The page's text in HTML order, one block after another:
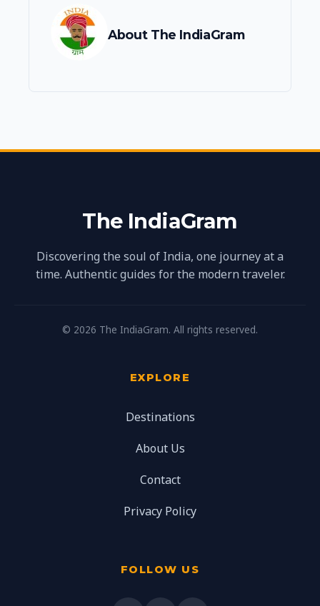
About The IndiaGram
The IndiaGram
Discovering the soul of India, one journey at a
time. Authentic guides for the modern traveler.
© 2026 The IndiaGram. All rights reserved.
EXPLORE
Destinations
About Us
Contact
Privacy Policy
FOLLOW US